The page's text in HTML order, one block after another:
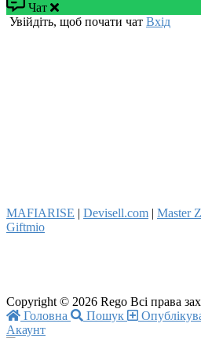
Чат
Увійдіть, щоб почати чат Вхід
MAFIARISE | Devisell.com | Master
Giftmio
Copyright © 2026 Rego Всі права
Головна
Пошук
Акаунт